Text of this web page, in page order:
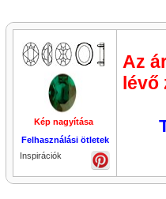
Kép nagyítása
Kép
Felhasználási ötletek
Inspirációk
Az
lévő